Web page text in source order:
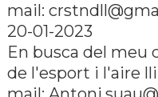
mail:
20-01-2023
En busca del meu
de l'esport i l'aire